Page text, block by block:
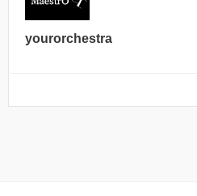
yourorchestra